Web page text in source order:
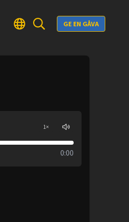
GE EN GÅVA
1×
0:00